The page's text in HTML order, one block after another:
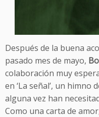
Después de la buena
pasado mes de mayo,
colaboración muy
en ‘La señal’, un himno
alguna vez han
Como una carta de